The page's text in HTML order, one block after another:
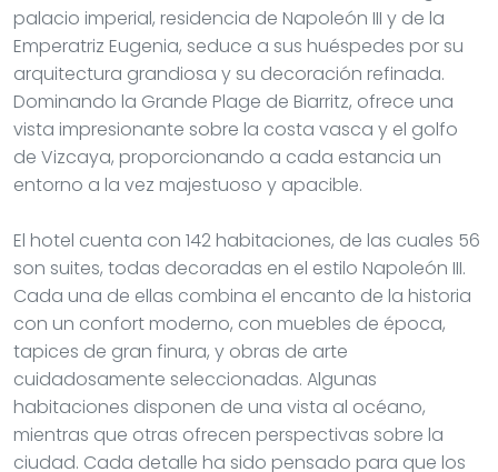
El hotel cuenta con 142 habitaciones, de las cuales 56
son suites, todas decoradas en el estilo Napoleón III.
Cada una de ellas combina el encanto de la historia
con un confort moderno, con muebles de época,
tapices de gran finura, y obras de arte
cuidadosamente seleccionadas. Algunas
mientras que otras ofrecen perspectivas sobre la
ciudad. Cada detalle ha sido pensado para que los
huéspedes se sientan transportados a una época
donde el refinamiento y la elegancia reinaban como
amos. El último piso, acondicionado en un espíritu
marino, propone habitaciones con ventanas
redondeadas y ojos de buey que recuerdan
sutilmente la proximidad del Atlántico.